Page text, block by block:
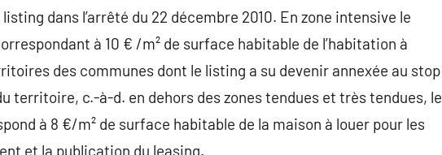
dans l’arrêté du 22 décembre 2010. En zone intensive le
à 10 € /m² de surface habitable de l’habitation à
des communes dont le listing a su devenir annexée au stop
territoire, c.-à-d. en dehors des zones tendues et très tendues, le
à 8 €/m² de surface habitable de la maison à louer pour les
et la publication du leasing.